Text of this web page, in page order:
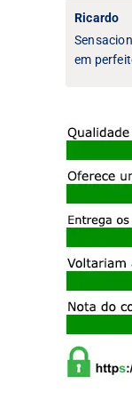
Ricardo
em